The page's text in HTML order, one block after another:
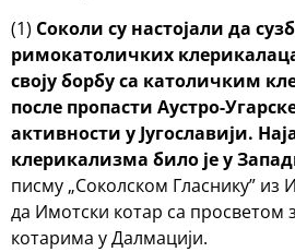
(1) Соколи су настојали да
римокатоличких
своју борбу са католичким
после пропасти Аустро-
активности у Југославији.
клерикализма било је у
писму „Соколском Гласнику” из
да Имотски котар са просветом
котарима у Далмацији.